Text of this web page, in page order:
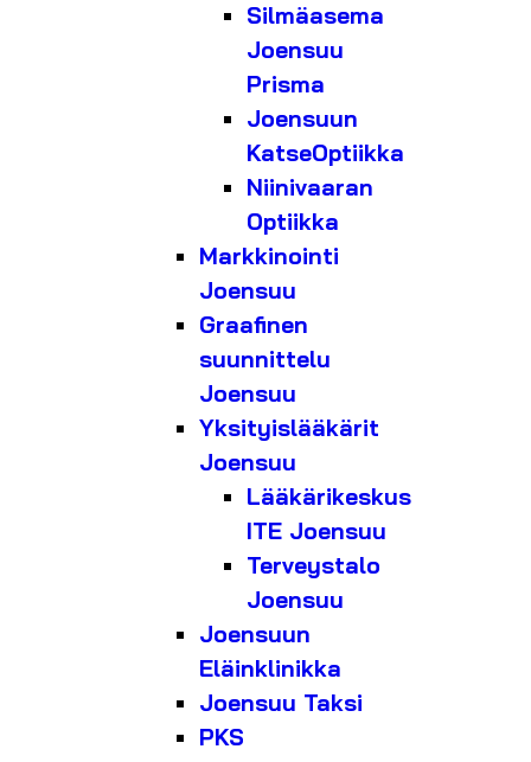
Silmäasema
Joensuu
Prisma
Joensuun
KatseOptiikka
Niinivaaran
Optiikka
Markkinointi
Joensuu
Graafinen
suunnittelu
Joensuu
Yksityislääkärit
Joensuu
Lääkärikeskus
ITE Joensuu
Terveystalo
Joensuu
Joensuun
Eläinklinikka
Joensuu Taksi
PKS